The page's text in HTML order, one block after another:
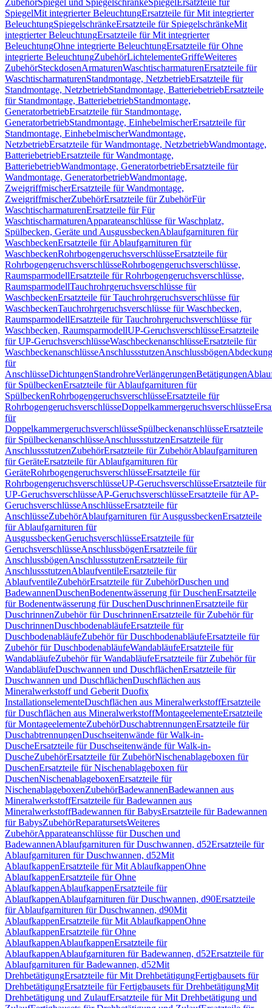
ZubehörSpiegel und SpiegelschränkeSpiegel Ersatzteile für
SpiegelMit integrierter BeleuchtungErsatzteile für Mit integrierter
BeleuchtungSpiegelschränkeErsatzteile für SpiegelschränkeMit
integrierter BeleuchtungErsatzteile für Mit integrierter
BeleuchtungOhne integrierte BeleuchtungErsatzteile für Ohne
integrierte BeleuchtungZubehörLichtelementeGriffeWeiteres
ZubehörSteckdosenArmaturenWaschtischarmaturenErsatzteile für
WaschtischarmaturenStandmontage, NetzbetriebErsatzteile für
Standmontage, NetzbetriebStandmontage, BatteriebetriebErsatzteile
für Standmontage, BatteriebetriebStandmontage,
GeneratorbetriebErsatzteile für Standmontage,
GeneratorbetriebStandmontage, EinhebelmischerErsatzteile für
Standmontage, EinhebelmischerWandmontage,
NetzbetriebErsatzteile für Wandmontage, NetzbetriebWandmontage,
BatteriebetriebErsatzteile für Wandmontage,
BatteriebetriebWandmontage, GeneratorbetriebErsatzteile für
Wandmontage, GeneratorbetriebWandmontage,
ZweigriffmischerErsatzteile für Wandmontage,
ZweigriffmischerZubehörErsatzteile für ZubehörFür
WaschtischarmaturenErsatzteile für Für
WaschtischarmaturenApparateanschlüsse für Waschplatz,
Spülbecken, Geräte und AusgussbeckenAblaufgarnituren für
WaschbeckenErsatzteile für Ablaufgarnituren für
WaschbeckenRohrbogengeruchsverschlüsseErsatzteile für
RohrbogengeruchsverschlüsseRohrbogengeruchsverschlüsse,
RaumsparmodellErsatzteile für Rohrbogengeruchsverschlüsse,
RaumsparmodellTauchrohrgeruchsverschlüsse für
WaschbeckenErsatzteile für Tauchrohrgeruchsverschlüsse für
WaschbeckenTauchrohrgeruchsverschlüsse für Waschbecken,
RaumsparmodellErsatzteile für Tauchrohrgeruchsverschlüsse für
Waschbecken, RaumsparmodellUP-GeruchsverschlüsseErsatzteile
für UP-GeruchsverschlüsseWaschbeckenanschlüsseErsatzteile für
WaschbeckenanschlüsseAnschlussstutzenAnschlussbögen
für
AnschlüsseDichtungenStandrohreVerlängerungenBetätigungen
für SpülbeckenErsatzteile für Ablaufgarnituren für
SpülbeckenRohrbogengeruchsverschlüsseErsatzteile für
RohrbogengeruchsverschlüsseDoppelkammergeruchsverschlüsse
für
DoppelkammergeruchsverschlüsseSpülbeckenanschlüsseErsatzteile
für SpülbeckenanschlüsseAnschlussstutzenErsatzteile für
AnschlussstutzenZubehörErsatzteile für ZubehörAblaufgarnituren
für GeräteErsatzteile für Ablaufgarnituren für
GeräteRohrbogengeruchsverschlüsseErsatzteile für
RohrbogengeruchsverschlüsseUP-GeruchsverschlüsseErsatzteile für
UP-GeruchsverschlüsseAP-GeruchsverschlüsseErsatzteile für AP-
GeruchsverschlüsseAnschlüsseErsatzteile für
AnschlüsseZubehörAblaufgarnituren für AusgussbeckenErsatzteile
für Ablaufgarnituren für
AusgussbeckenGeruchsverschlüsseErsatzteile für
GeruchsverschlüsseAnschlussbögenErsatzteile für
AnschlussbögenAnschlussstutzenErsatzteile für
AnschlussstutzenAblaufventileErsatzteile für
AblaufventileZubehörErsatzteile für ZubehörDuschen und
BadewannenDuschenBodenentwässerung für DuschenErsatzteile
für Bodenentwässerung für DuschenDuschrinnenErsatzteile für
DuschrinnenZubehör für DuschrinnenErsatzteile für Zubehör für
DuschrinnenDuschbodenabläufeErsatzteile für
DuschbodenabläufeZubehör für DuschbodenabläufeErsatzteile für
Zubehör für DuschbodenabläufeWandabläufeErsatzteile für
WandabläufeZubehör für WandabläufeErsatzteile für Zubehör für
WandabläufeDuschwannen und DuschflächenErsatzteile für
Duschwannen und DuschflächenDuschflächen aus
Mineralwerkstoff und Geberit Duofix
InstallationselementeDuschflächen aus MineralwerkstoffErsatzteile
für Duschflächen aus MineralwerkstoffMontageelementeErsatzteile
für MontageelementeZubehörDuschabtrennungenErsatzteile für
DuschabtrennungenDuschseitenwände für Walk-in-
DuscheErsatzteile für Duschseitenwände für Walk-in-
DuscheZubehörErsatzteile für ZubehörNischenablageboxen für
DuschenErsatzteile für Nischenablageboxen für
DuschenNischenablageboxenErsatzteile für
NischenablageboxenZubehörBadewannenBadewannen aus
MineralwerkstoffErsatzteile für Badewannen aus
MineralwerkstoffBadewannen für BabysErsatzteile für Badewannen
für BabysZubehörReparatursetsWeiteres
ZubehörApparateanschlüsse für Duschen und
BadewannenAblaufgarnituren für Duschwannen, d52Ersatzteile für
Ablaufgarnituren für Duschwannen, d52Mit
AblaufkappenErsatzteile für Mit AblaufkappenOhne
AblaufkappenErsatzteile für Ohne
AblaufkappenAblaufkappenErsatzteile für
AblaufkappenAblaufgarnituren für Duschwannen, d90Ersatzteile
für Ablaufgarnituren für Duschwannen, d90Mit
AblaufkappenErsatzteile für Mit AblaufkappenOhne
AblaufkappenErsatzteile für Ohne
AblaufkappenAblaufkappenErsatzteile für
AblaufkappenAblaufgarnituren für Badewannen, d52Ersatzteile für
Ablaufgarnituren für Badewannen, d52Mit
DrehbetätigungErsatzteile für Mit DrehbetätigungFertigbausets für
DrehbetätigungErsatzteile für Fertigbausets für DrehbetätigungMit
Drehbetätigung und ZulaufErsatzteile für Mit Drehbetätigung und